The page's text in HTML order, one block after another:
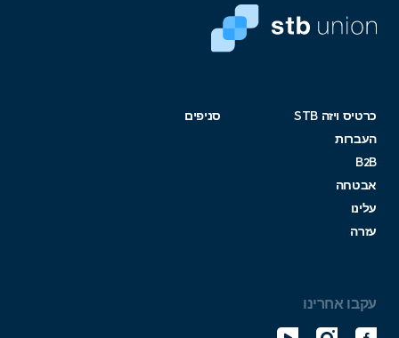
כרטיס ויזה STB
העברות
B2B
אבטחה
עלינו
עזרה
סניפים
עקבו אחרינו